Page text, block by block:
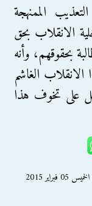
الممنهجة
الانقلاب بحق
بحقوقهم، وأنه
الغاشم
على تخوف هذا
2015